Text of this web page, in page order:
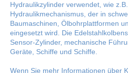
Hydraulikzylinder verwendet, wie
Hydraulikmechanismus, der in
Baumaschinen, Ölbohrplattformen
eingesetzt wird. Die
Sensor-Zylinder, mechanische
Geräte, Schiffe und Schiffe.
Wenn Sie mehr Informationen über